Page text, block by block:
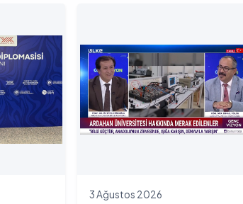
3 Ağustos 2026